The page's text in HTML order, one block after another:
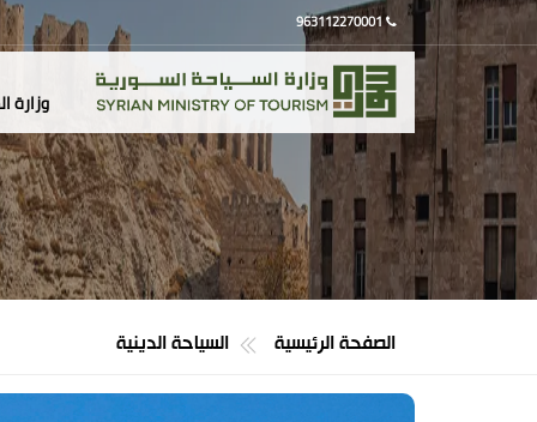
963112270001
وزارة
الصفحة الرئيسية السياحة الدينية